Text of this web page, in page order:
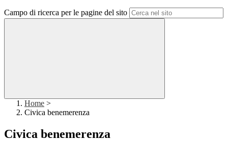
Campo di ricerca per le pagine del sito
Home >
Civica benemerenza
Civica benemerenza